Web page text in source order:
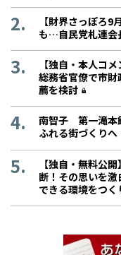
【財界さっぽろ
も…自民党札連会
【独自・本人コ
総務省官僚で市
薦を検討
南智子 第一滝本
ふれる街づくりへ
【独自・無料公
断！その思いを
できる環境をつく